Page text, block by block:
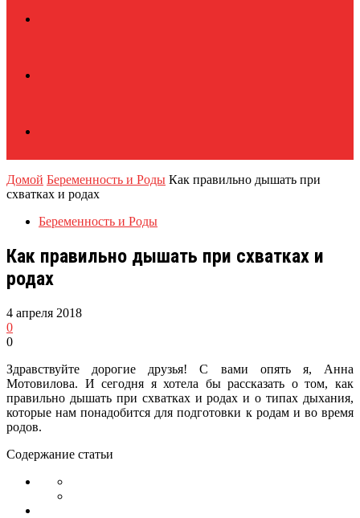
Домой Беременность и Роды Как правильно дышать при
схватках и родах
Беременность и Роды
Как правильно дышать при схватках и
родах
4 апреля 2018
0
0
Здравствуйте дорогие друзья! С вами опять я, Анна
Мотовилова. И сегодня я хотела бы рассказать о том, как
правильно дышать при схватках и родах и о типах дыхания,
которые нам понадобится для подготовки к родам и во время
родов.
Содержание статьи